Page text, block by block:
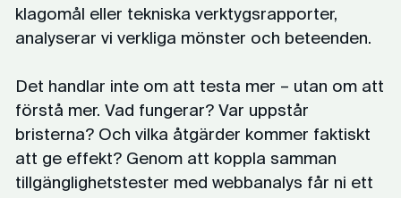
klagomål eller tekniska verktygsrapporter,
analyserar vi verkliga mönster och beteenden.
Det handlar inte om att testa mer – utan om att
förstå mer. Vad fungerar? Var uppstår
bristerna? Och vilka åtgärder kommer faktiskt
att ge effekt? Genom att koppla samman
tillgänglighetstester med webbanalys får ni ett